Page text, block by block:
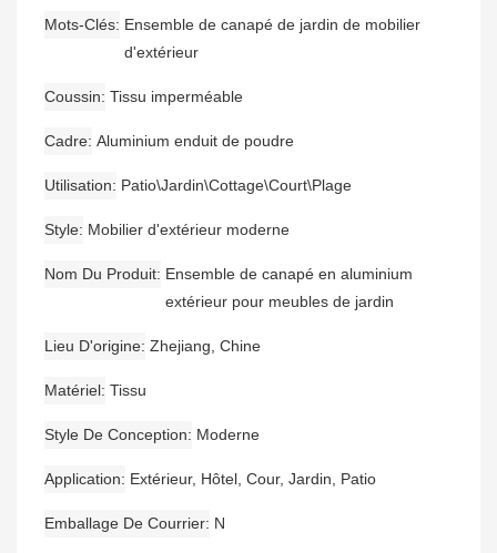
Mots-Clés Ensemble de canapé de jardin de mobilier
d'extérieur
Coussin Tissu imperméable
Cadre Aluminium enduit de poudre
Utilisation Patio\Jardin\Cottage\Court\Plage
Style Mobilier d'extérieur moderne
Nom Du Produit Ensemble de canapé en aluminium
extérieur pour meubles de jardin
Lieu D'origine Zhejiang, Chine
Matériel Tissu
Style De Conception Moderne
Application Extérieur, Hôtel, Cour, Jardin, Patio
Emballage De Courrier N